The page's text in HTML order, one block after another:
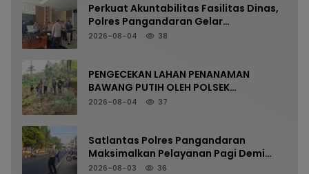
Perkuat Akuntabilitas Fasilitas Dinas,
Polres Pangandaran Gelar
Pemeriksaan Senpi Berkala
2026-08-04 38
PENGECEKAN LAHAN PENANAMAN
BAWANG PUTIH OLEH POLSEK
LANGKAPLANCAR DUKUNG PROGRAM
2026-08-04 37
Satlantas Polres Pangandaran
Maksimalkan Pelayanan Pagi Demi
Kelancaran Arus Kendaraan
2026-08-03 36